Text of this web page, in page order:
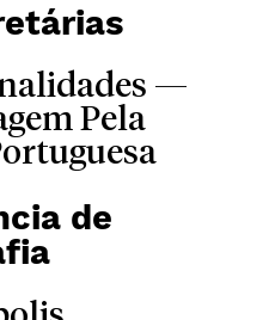
—
Pela
de